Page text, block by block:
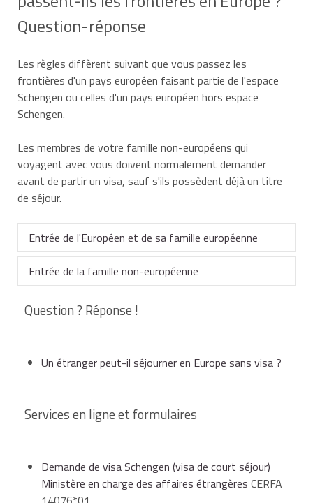
Question-réponse
Les règles diffèrent suivant que vous passez les
frontières d'un pays européen faisant partie de l'espace
Schengen ou celles d'un pays européen hors espace
Schengen.
Les membres de votre famille non-européens qui
voyagent avec vous doivent normalement demander
avant de partir un visa, sauf s'ils possèdent déjà un titre
de séjour.
Entrée de l'Européen et de sa famille européenne
Si vous êtes citoyen de l'Espace économique
européen (EEE) ou suisse, vous bénéficiez de la libre
circulation dans l'Espace
Vous pouvez franchir les frontières entre les pays de
Pays de l'Espace Schengen
Entrée de la famille non-européenne
Si vous voyagez avec un membre de votre famille qui
d'un titre de séjour, quelle que soit sa mention,
délivré par un paysSchengen ,
Question ? Réponse !
Un étranger peut-il séjourner en Europe sans visa ?
Services en ligne et formulaires
Demande de visa Schengen (visa de court séjour)
Ministère en charge des affaires étrangères CERFA